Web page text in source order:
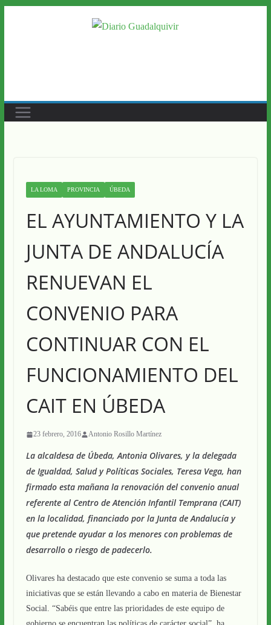
LA LOMA PROVINCIA ÚBEDA
EL AYUNTAMIENTO Y LA
JUNTA DE ANDALUCÍA
RENUEVAN EL
CONVENIO PARA
CONTINUAR CON EL
FUNCIONAMIENTO DEL
CAIT EN ÚBEDA
23 febrero, 2016 Antonio Rosillo Martínez
La alcaldesa de Úbeda, Antonia Olivares, y la delegada
de Igualdad, Salud y Políticas Sociales, Teresa Vega, han
firmado esta mañana la renovación del convenio anual
referente al Centro de Atención Infantil Temprana (CAIT)
en la localidad, financiado por la Junta de Andalucía y
que pretende ayudar a los menores con problemas de
desarrollo o riesgo de padecerlo.
Olivares ha destacado que este convenio se suma a toda las
iniciativas que se están llevando a cabo en materia de Bienestar
Social. “Sabéis que entre las prioridades de este equipo de